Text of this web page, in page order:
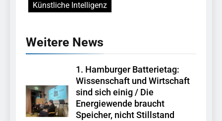
Künstliche Intelligenz
Weitere News
1. Hamburger Batterietag:
Wissenschaft und Wirtschaft
sind sich einig / Die
Energiewende braucht
Speicher, nicht Stillstand